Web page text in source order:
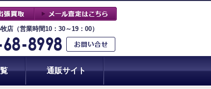
店（営業時間10：30～19：00）
通販サイト